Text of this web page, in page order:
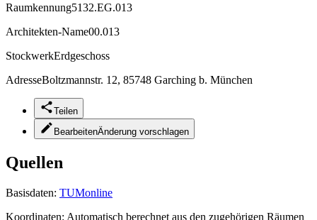
Raumkennung5132.EG.013
Architekten-Name00.013
StockwerkErdgeschoss
AdresseBoltzmannstr. 12, 85748 Garching b. München
Teilen
BearbeitenÄnderung vorschlagen
Quellen
Basisdaten: TUMonline
Koordinaten: Automatisch berechnet aus den zugehörigen Räumen